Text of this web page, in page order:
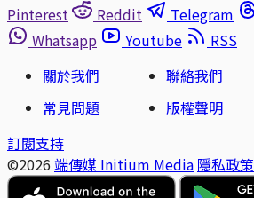
Pinterest
Reddit Telegram
Whatsapp
Youtube
RSS
關於我們
聯絡我們
常見問題
版權聲明
訂閱支持
©2026 端傳媒 Initium Media 隱私政策